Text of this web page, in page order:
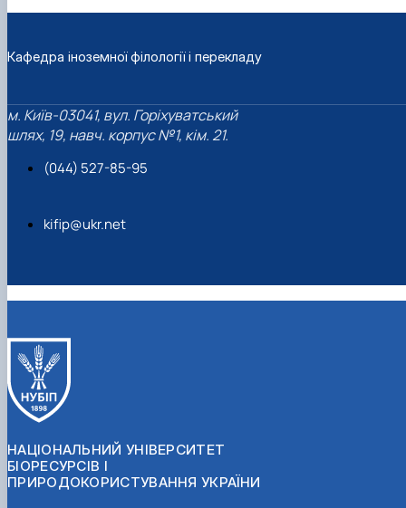
Кафедра іноземної філології і перекладу
м. Київ-03041, вул. Горіхуватський
шлях, 19, навч. корпус №1, кім. 21.
(044) 527-85-95
kifip@ukr.net
НАЦІОНАЛЬНИЙ УНІВЕРСИТЕТ
БІОРЕСУРСІВ І
ПРИРОДОКОРИСТУВАННЯ УКРАЇНИ